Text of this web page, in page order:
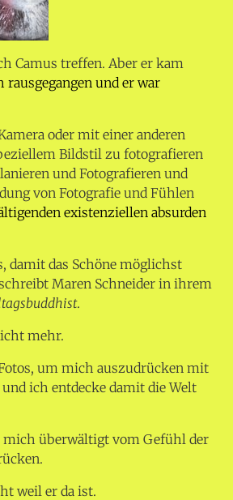
Camus treffen. Aber er kam
rausgegangen und er war
oder mit einer anderen
Bildstil zu fotografieren
und Fotografieren und
von Fotografie und Fühlen
existenziellen absurden
damit das Schöne möglichst
Maren Schneider in ihrem
.
mehr.
um mich auszudrücken mit
ich entdecke damit die Welt
überwältigt vom Gefühl der
weil er da ist.